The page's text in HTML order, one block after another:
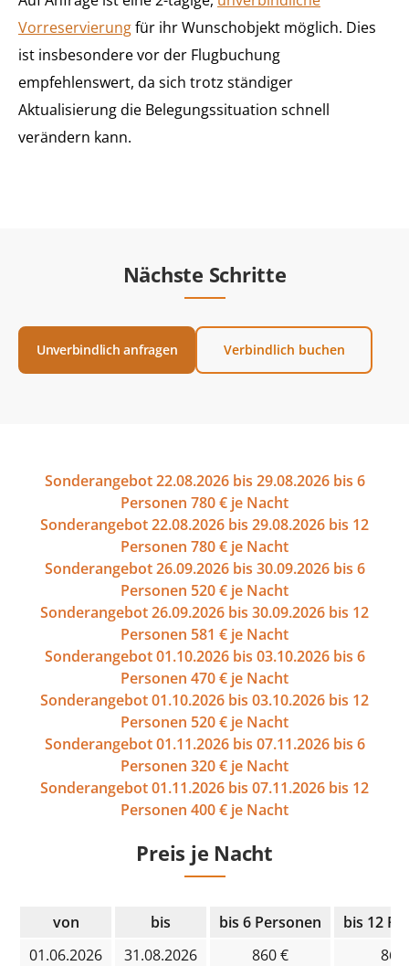
Vorreservierungfür ihr Wunschobjekt möglich. Dies
ist insbesondere vor der Flugbuchung
empfehlenswert, da sich trotz ständiger
Aktualisierung die Belegungssituation schnell
verändern kann.
Nächste Schritte
Unverbindlich anfragen Verbindlich buchen
Sonderangebot 22.08.2026 bis 29.08.2026 bis 6
Personen 780 € je Nacht
Sonderangebot 22.08.2026 bis 29.08.2026 bis 12
Personen 780 € je Nacht
Sonderangebot 26.09.2026 bis 30.09.2026 bis 6
Personen 520 € je Nacht
Sonderangebot 26.09.2026 bis 30.09.2026 bis 12
Personen 581 € je Nacht
Sonderangebot 01.10.2026 bis 03.10.2026 bis 6
Personen 470 € je Nacht
Sonderangebot 01.10.2026 bis 03.10.2026 bis 12
Personen 520 € je Nacht
Sonderangebot 01.11.2026 bis 07.11.2026 bis 6
Personen 320 € je Nacht
Sonderangebot 01.11.2026 bis 07.11.2026 bis 12
Personen 400 € je Nacht
Preis je Nacht
von bis bis 6 Personen
bis 12
01.06.2026
31.08.2026 860 €
860